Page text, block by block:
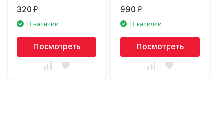
320₽
В наличии
Посмотреть
990₽
В наличии
Посмотреть